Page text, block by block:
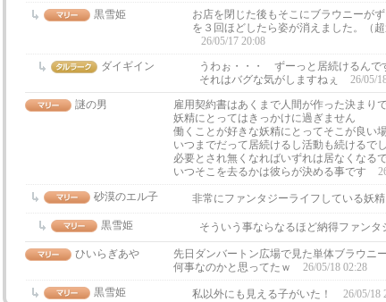
黒雪姫
お店を閉じた後もそこにブラウニーが
を３回ほどしたら姿が消えました。（
26/05/17 20:08
ダイギイン
うわぉ・・・ ずーっと居続けるんで
それはバグな気がしますねぇ
26/05/
謎の男
雇用契約書はあくまで人間が作った決まり
妖精にとってはきっかけに過ぎません
働くことが好きな妖精にとってそこが良い
いつまでだって居続けるし活動も続けるで
必要とされ無くなればいずれは居なくなる
いつそこを去るかは彼らが決める事です
砂漠のエル子
非常にファンタジーライフしている妖精
黒雪姫 そういう事ならなるほど納得ファンタ
ひいらぎあや
先日ダンバートン広場で見た単体ブラウニ
何事なのかと思ってたｗ
26/05/18 02:28
黒雪姫
私以外にも見える子がいた！ 26/05/18